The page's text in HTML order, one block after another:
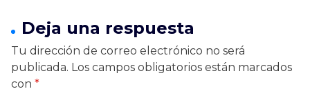
Deja una respuesta
Tu dirección de correo electrónico no será
publicada. Los campos obligatorios están marcados
con *